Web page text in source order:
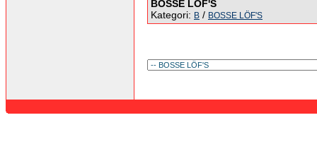
BOSSE LÖF'S
Kategori: B / BOSSE LÖF'S